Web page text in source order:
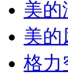
美的
美的
格力